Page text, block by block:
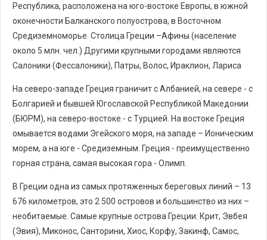
Республика, расположена на юго-востоке Европы, в южной
оконечности Балканского полуострова, в Восточном
Средиземноморье. Столица Греции –Афины (население
около 5 млн. чел.) Другими крупными городами являются
Салоники (Фессалоники), Патры, Волос, Ираклион, Лариса
На северо-западе Греция граничит с Албанией, на севере - с
Болгарией и бывшей Югославской Республикой Македонии
(БЮРМ), на северо-востоке - с Турцией. На востоке Греция
омывается водами Эгейского моря, на западе – Ионическим
морем, а на юге - Средиземным. Греция - преимущественно
горная страна, самая высокая гора - Олимп.
В Греции одна из самых протяженных береговых линий – 13
676 километров, это 2 500 островов и большинство из них –
необитаемые. Самые крупные острова Греции: Крит, Эвбея
(Эвия), Миконос, Санторини, Хиос, Корфу, Закинф, Самос,